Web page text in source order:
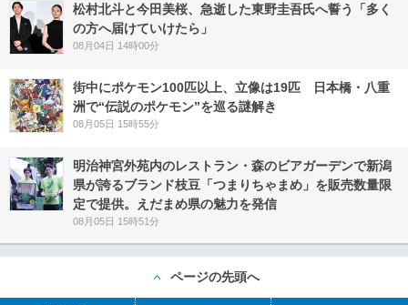
松村北斗と今田美桜、急逝した東野圭吾氏へ誓う「多く
の方へ届けていけたら」
08月04日 14時00分
街中にポケモン100匹以上、立像は19匹 日本橋・八重
洲で“伝説のポケモン”を巡る謎解き
08月05日 15時55分
明治神宮外苑内のレストラン・森のビアガーデンで新潟
県が誇るブランド枝豆「つまりちゃまめ」を販売数量限
定で提供。えだまめ県の魅力を発信
08月05日 15時51分
ページの先頭へ